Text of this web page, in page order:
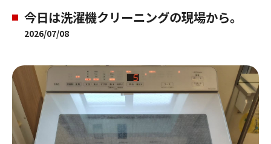
今日は洗濯機クリーニングの現場から。
2026/07/08